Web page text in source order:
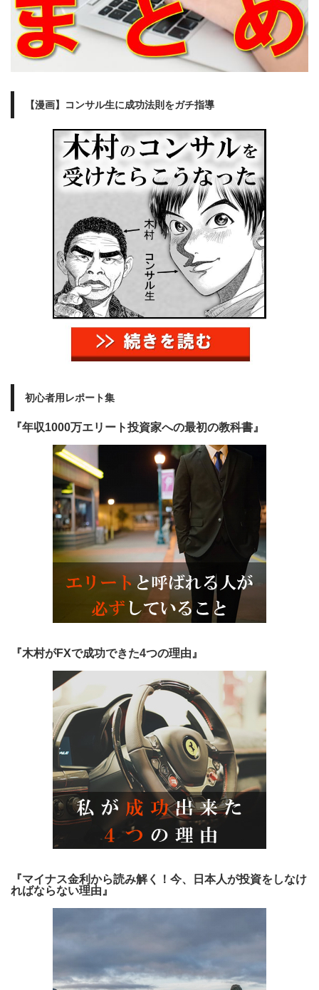
【漫画】コンサル生に成功法則をガチ指導
初心者用レポート集
『年収1000万エリート投資家への最初の教科書』
『木村がFXで成功できた4つの理由』
『マイナス金利から読み解く！今、日本人が投資をしなけ
ればならない理由』